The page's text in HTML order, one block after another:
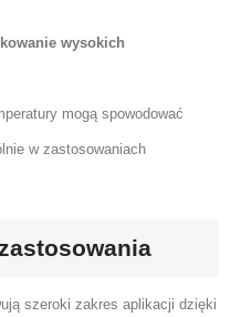
wysokich
mogą spowodować
w zastosowaniach
szeroki zakres aplikacji dzięki